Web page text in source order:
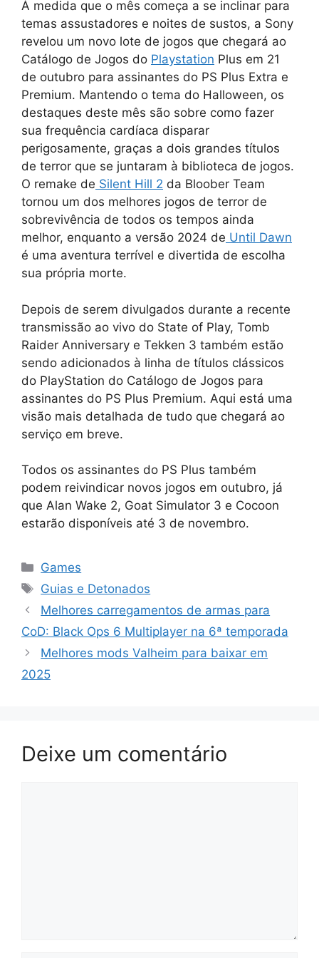
À medida que o mês começa a se inclinar para
temas assustadores e noites de sustos, a Sony
revelou um novo lote de jogos que chegará ao
Catálogo de Jogos do Playstation Plus em 21
de outubro para assinantes do PS Plus Extra e
Premium. Mantendo o tema do Halloween, os
destaques deste mês são sobre como fazer
sua frequência cardíaca disparar
perigosamente, graças a dois grandes títulos
de terror que se juntaram à biblioteca de jogos.
O remake de Silent Hill 2 da Bloober Team
tornou um dos melhores jogos de terror de
sobrevivência de todos os tempos ainda
melhor, enquanto a versão 2024 de Until Dawn
é uma aventura terrível e divertida de escolha
sua própria morte.
Depois de serem divulgados durante a recente
transmissão ao vivo do State of Play, Tomb
Raider Anniversary e Tekken 3 também estão
sendo adicionados à linha de títulos clássicos
do PlayStation do Catálogo de Jogos para
assinantes do PS Plus Premium. Aqui está uma
visão mais detalhada de tudo que chegará ao
serviço em breve.
Todos os assinantes do PS Plus também
podem reivindicar novos jogos em outubro, já
que Alan Wake 2, Goat Simulator 3 e Cocoon
estarão disponíveis até 3 de novembro.
Categorias
Games
Tags
Guias e Detonados
Melhores carregamentos de armas para
CoD: Black Ops 6 Multiplayer na 6ª temporada
Melhores mods Valheim para baixar em
2025
Deixe um comentário